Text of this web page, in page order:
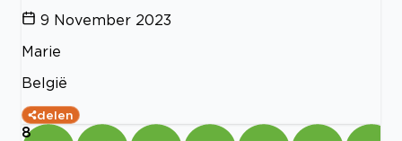
9 November 2023
Marie
België
delen
8